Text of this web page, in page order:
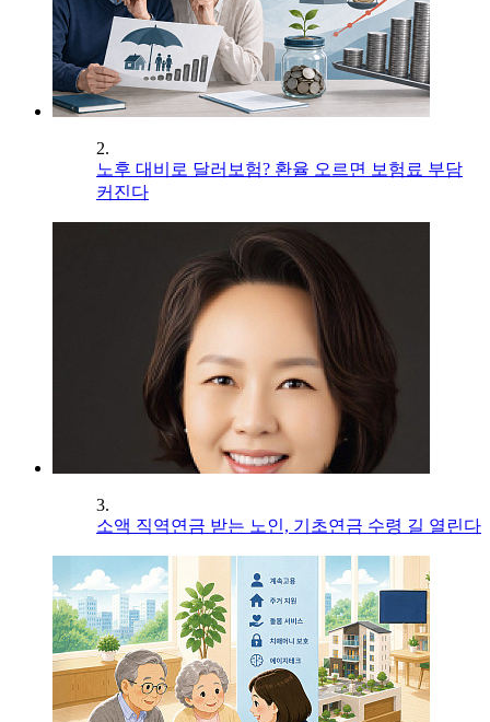
2.
노후 대비로 달러보험? 환율 오르면 보험료 부담
커진다
3.
소액 직역연금 받는 노인, 기초연금 수령 길 열린다